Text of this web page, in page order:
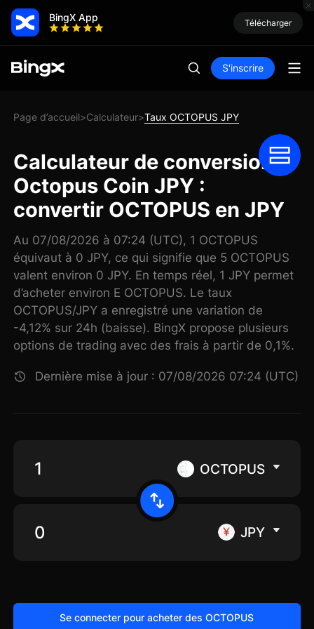
BingX App Télécharger
S'inscrire
Page d’accueil>Calculateur>Taux OCTOPUS JPY
Calculateur de conversion
Octopus Coin JPY :
convertir OCTOPUS en JPY
Au 07/08/2026 à 07:24 (UTC), 1 OCTOPUS
équivaut à 0 JPY, ce qui signifie que 5 OCTOPUS
valent environ 0 JPY. En temps réel, 1 JPY permet
d’acheter environ E OCTOPUS. Le taux
OCTOPUS/JPY a enregistré une variation de
-4,12% sur 24h (baisse). BingX propose plusieurs
options de trading avec des frais à partir de 0,1%.
Dernière mise à jour : 07/08/2026 07:24 (UTC)
OCTOPUS
JPY
Se connecter pour acheter des OCTOPUS